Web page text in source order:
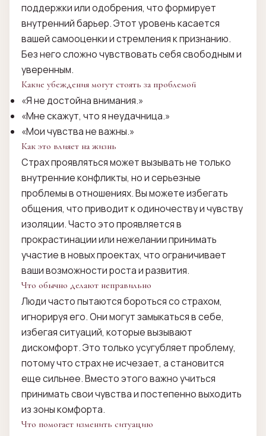
поддержки или одобрения, что формирует
внутренний барьер. Этот уровень касается
вашей самооценки и стремления к признанию.
Без него сложно чувствовать себя свободным и
уверенным.
Какие убеждения могут стоять за проблемой
«Я не достойна внимания.»
«Мне скажут, что я неудачница.»
«Мои чувства не важны.»
Как это влияет на жизнь
Страх проявляться может вызывать не только
внутренние конфликты, но и серьезные
проблемы в отношениях. Вы можете избегать
общения, что приводит к одиночеству и чувству
изоляции. Часто это проявляется в
прокрастинации или нежелании принимать
участие в новых проектах, что ограничивает
ваши возможности роста и развития.
Что обычно делают неправильно
Люди часто пытаются бороться со страхом,
игнорируя его. Они могут замыкаться в себе,
избегая ситуаций, которые вызывают
дискомфорт. Это только усугубляет проблему,
потому что страх не исчезает, а становится
еще сильнее. Вместо этого важно учиться
принимать свои чувства и постепенно выходить
из зоны комфорта.
Что помогает изменить ситуацию